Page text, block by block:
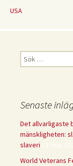
USA
Sök
efter:
Senaste
Det allvarligaste
mänskligheten:
slaveri 13 maj,
World Veterans